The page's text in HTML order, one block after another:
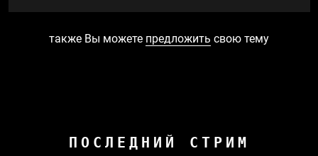
также Вы можете предложить свою тему
ПОСЛЕДНИЙ СТРИМ